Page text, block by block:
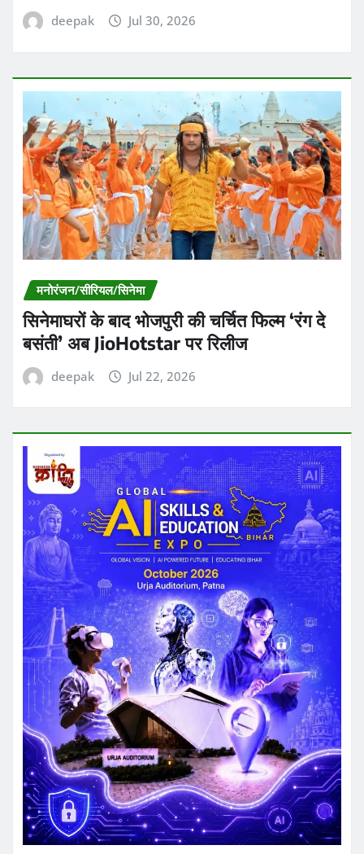
deepak Jul 30, 2026
मनोरंजन/सीरियल/सिनेमा
सिनेमाघरों के बाद भोजपुरी की चर्चित फिल्म ‘रंग दे
बसंती’ अब JioHotstar पर रिलीज
deepak Jul 22, 2026